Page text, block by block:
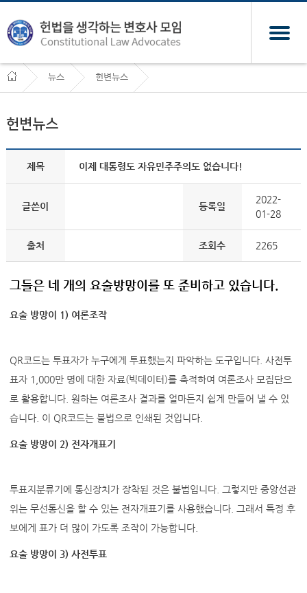
뉴스 헌변뉴스
헌변뉴스
제목 이제 대통령도 자유민주주의도 없습니다!
글쓴이 등록일
2022-
01-28
출처 조회수 2265
그들은 네 개의 요술방망이를 또 준비하고 있습니다.
요술 방망이 1) 여론조작
QR코드는 투표자가 누구에게 투표했는지 파악하는 도구입니다. 사전투
표자 1,000만 명에 대한 자료(빅데이터)를 축적하여 여론조사 모집단으
로 활용합니다. 원하는 여론조사 결과를 얼마든지 쉽게 만들어 낼 수 있
습니다. 이 QR코드는 불법으로 인쇄된 것입니다.
요술 방망이 2) 전자개표기
투표지분류기에 통신장치가 장착된 것은 불법입니다. 그렇지만 중앙선관
위는 무선통신을 할 수 있는 전자개표기를 사용했습니다. 그래서 특정 후
보에게 표가 더 많이 가도록 조작이 가능합니다.
요술 방망이 3) 사전투표